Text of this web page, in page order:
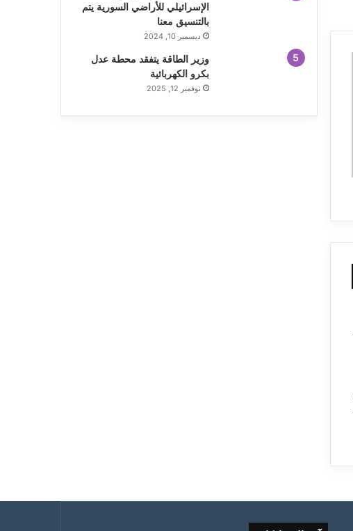
الإسرائيلي للأراضي السورية يتم
بالتنسيق معنا
ديسمبر 10, 2024
وزير الطاقة يتفقد محطة عدل
بكرو الكهربائية
نوفمبر 12, 2025